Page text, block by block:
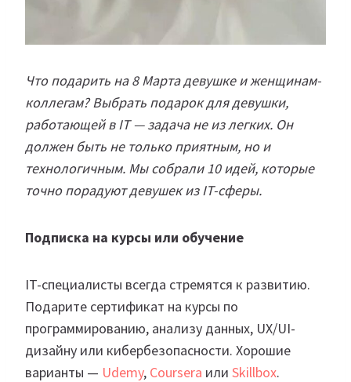
Что подарить на 8 Марта девушке и женщинам-
коллегам? Выбрать подарок для девушки,
работающей в IT — задача не из легких. Он
должен быть не только приятным, но и
технологичным. Мы собрали 10 идей, которые
точно порадуют девушек из IT-сферы.
Подписка на курсы или обучение
IT-специалисты всегда стремятся к развитию.
Подарите сертификат на курсы по
программированию, анализу данных, UX/UI-
дизайну или кибербезопасности. Хорошие
варианты — Udemy, Coursera или Skillbox.